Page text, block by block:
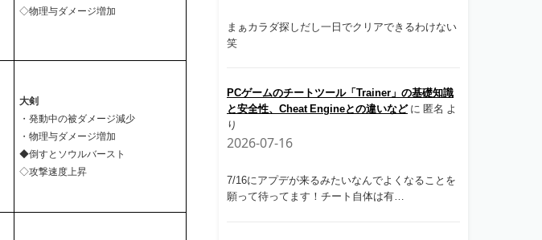
◇物理与ダメージ増加
大剣
・発動中の被ダメージ減少
・物理与ダメージ増加
◆倒すとソウルバースト
◇攻撃速度上昇
まぁカラダ探しだし一日でクリアできるわけない
笑
PCゲームのチートツール「Trainer」の基礎知識
と安全性、Cheat Engineとの違いなどに 匿名 よ
り
2026-07-16
7/16にアプデが来るみたいなんでよくなることを
願って待ってます！チート自体は有…